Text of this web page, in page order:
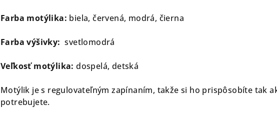
Farba motýlika: biela, červená, modrá, čierna
Farba výšivky: svetlomodrá
Veľkosť motýlika: dospelá, detská
Motýlik je s regulovateľným zapínaním, takže si ho prispôsobíte tak
potrebujete.